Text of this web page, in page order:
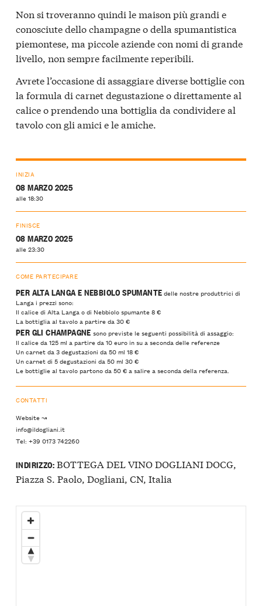
Non si troveranno quindi le maison più grandi e
conosciute dello champagne o della spumantistica
piemontese, ma piccole aziende con nomi di grande
livello, non sempre facilmente reperibili.
Avrete l’occasione di assaggiare diverse bottiglie con
la formula di carnet degustazione o direttamente al
calice o prendendo una bottiglia da condividere al
tavolo con gli amici e le amiche.
INIZIA
08 MARZO 2025
alle 18:30
FINISCE
08 MARZO 2025
alle 23:30
COME PARTECIPARE
PER ALTA LANGA E NEBBIOLO SPUMANTEdelle nostre produttrici di
Langa i prezzi sono:
Il calice di Alta Langa o di Nebbiolo spumante 8 €
La bottiglia al tavolo a partire da 30 €
PER GLI CHAMPAGNE sono previste le seguenti possibilità di assaggio:
Il calice da 125 ml a partire da 10 euro in su a seconda delle referenze
Un carnet da 3 degustazioni da 50 ml 18 €
Un carnet di 5 degustazioni da 50 ml 30 €
Le bottiglie al tavolo partono da 50 € a salire a seconda della referenza.
CONTATTI
Website ↝
info@ildogliani.it
Tel: +39 0173 742260
INDIRIZZO:BOTTEGA DEL VINO DOGLIANI DOCG,
Piazza S. Paolo, Dogliani, CN, Italia